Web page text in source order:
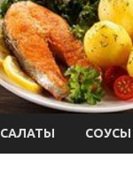
САЛАТЫ СОУСЫ